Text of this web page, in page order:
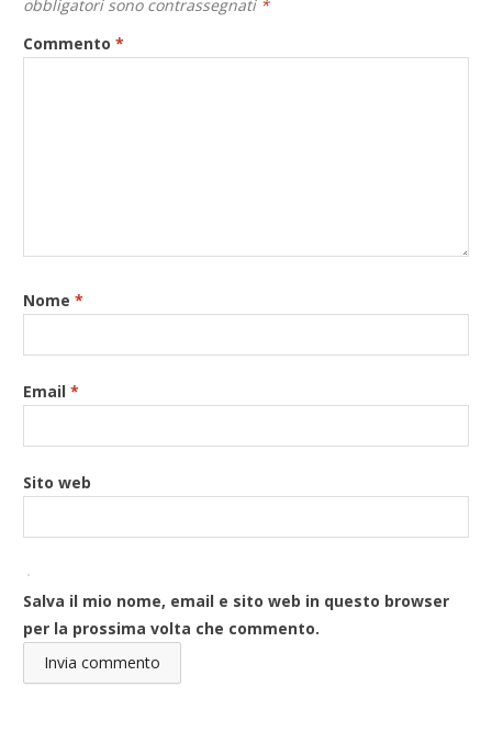
obbligatori sono contrassegnati *
Commento*
Nome*
Email*
Sito web
Salva il mio nome, email e sito web in questo browser
per la prossima volta che commento.